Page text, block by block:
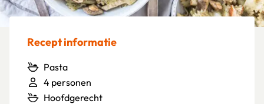
Recept informatie
Pasta
4 personen
Hoofdgerecht